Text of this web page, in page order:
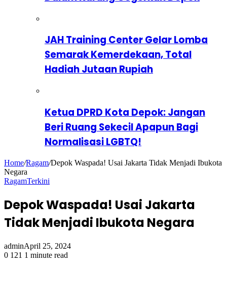
JAH Training Center Gelar Lomba
Semarak Kemerdekaan, Total
Hadiah Jutaan Rupiah
Ketua DPRD Kota Depok: Jangan
Beri Ruang Sekecil Apapun Bagi
Normalisasi LGBTQ!
Home/Ragam/Depok Waspada! Usai Jakarta Tidak Menjadi Ibukota
Negara
RagamTerkini
Depok Waspada! Usai Jakarta
Tidak Menjadi Ibukota Negara
adminApril 25, 2024
0 121 1 minute read